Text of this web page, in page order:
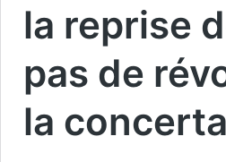
la reprise
pas de
la